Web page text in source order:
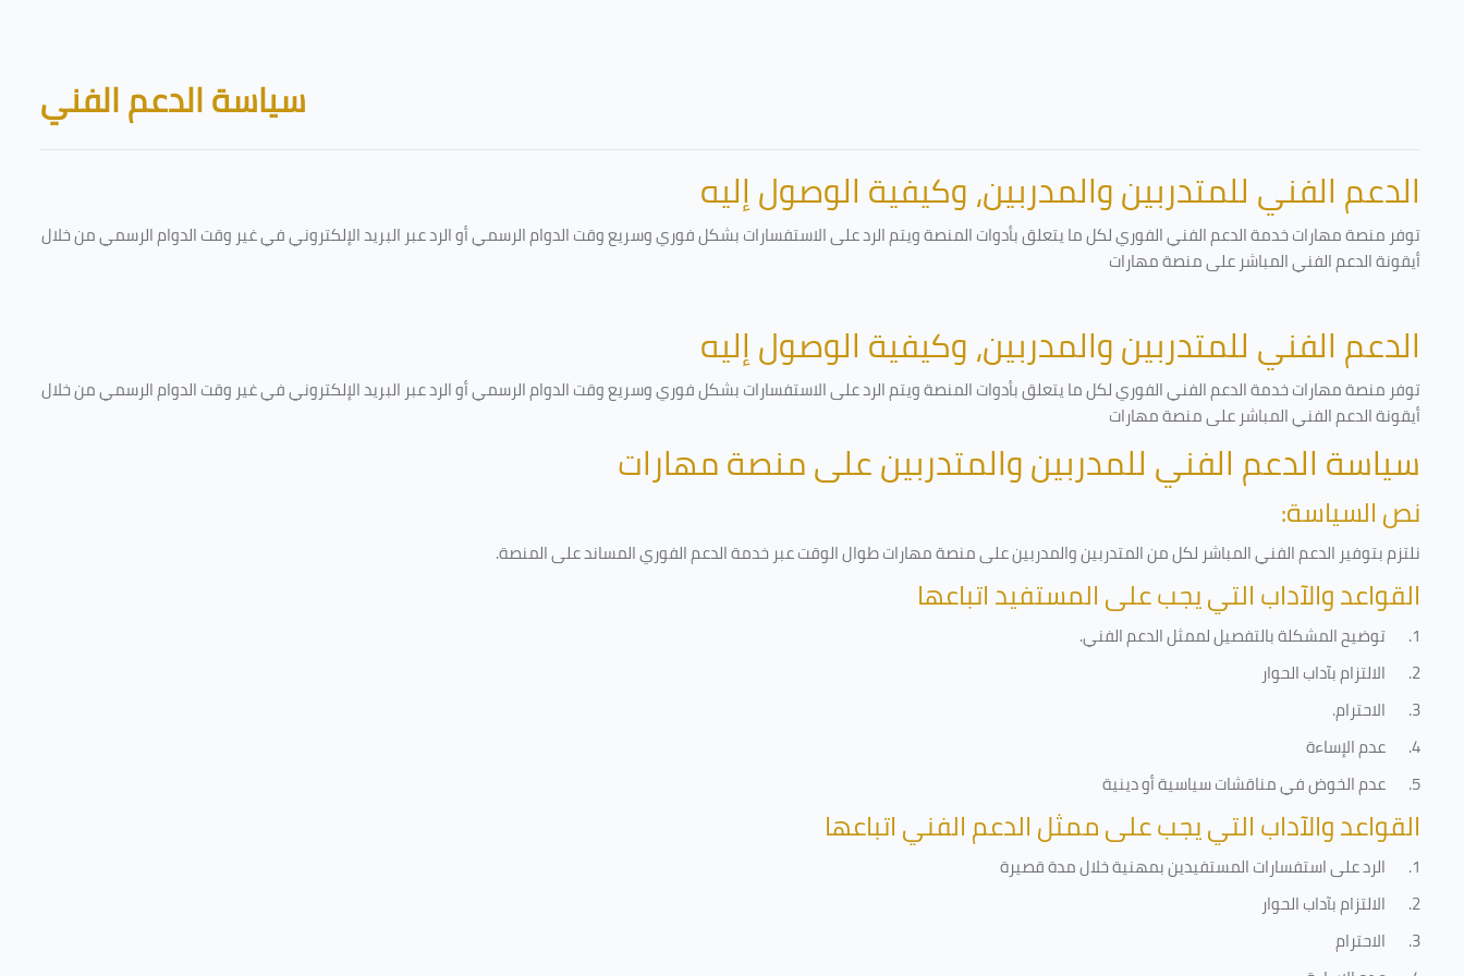
Blocks
سياسة الدعم الفني
الدعم الفني للمتدربين والمدربين، وكيفية الوصول إليه
توفر منصة مهارات خدمة الدعم الفني الفوري لكل ما يتعلق بأدوات المنصة ويتم الرد على الاستفسارات بشكل فوري وسريع وقت الدوام الرسمي أو الرد عبر البريد الإلكتروني في غير وقت الدوام الرسمي من خلال
أيقونة الدعم الفني المباشر على منصة مهارات
الدعم الفني للمتدربين والمدربين، وكيفية الوصول إليه
توفر منصة مهارات خدمة الدعم الفني الفوري لكل ما يتعلق بأدوات المنصة ويتم الرد على الاستفسارات بشكل فوري وسريع وقت الدوام الرسمي أو الرد عبر البريد الإلكتروني في غير وقت الدوام الرسمي من خلال
أيقونة الدعم الفني المباشر على منصة مهارات
سياسة الدعم الفني للمدربين والمتدربين على منصة مهارات
نص السياسة:
نلتزم بتوفير الدعم الفني المباشر لكل من المتدربين والمدربين على منصة مهارات طوال الوقت عبر خدمة الدعم الفوري المساند على المنصة.
القواعد والآداب التي يجب على المستفيد اتباعها
1. توضيح المشكلة بالتفصيل لممثل الدعم الفني.
2.
الالتزام بآداب الحوار
3.
الاحترام.
4.
عدم الإساءة
5.
عدم الخوض في مناقشات سياسية أو دينية
القواعد والآداب التي يجب على ممثل الدعم الفني اتباعها
1.
الرد على استفسارات المستفيدين بمهنية خلال مدة قصيرة
2.
الالتزام بآداب الحوار
3.
الاحترام